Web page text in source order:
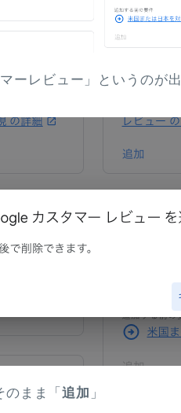
ーレビュー」というのが
のまま「追加 」